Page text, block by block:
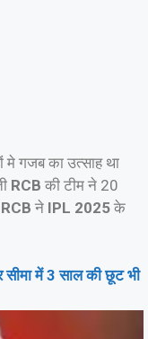
मे गजब का उत्साह था
RCB की टीम ने 20
RCB ने IPL 2025 के
सीमा में 3 साल की छूट भी